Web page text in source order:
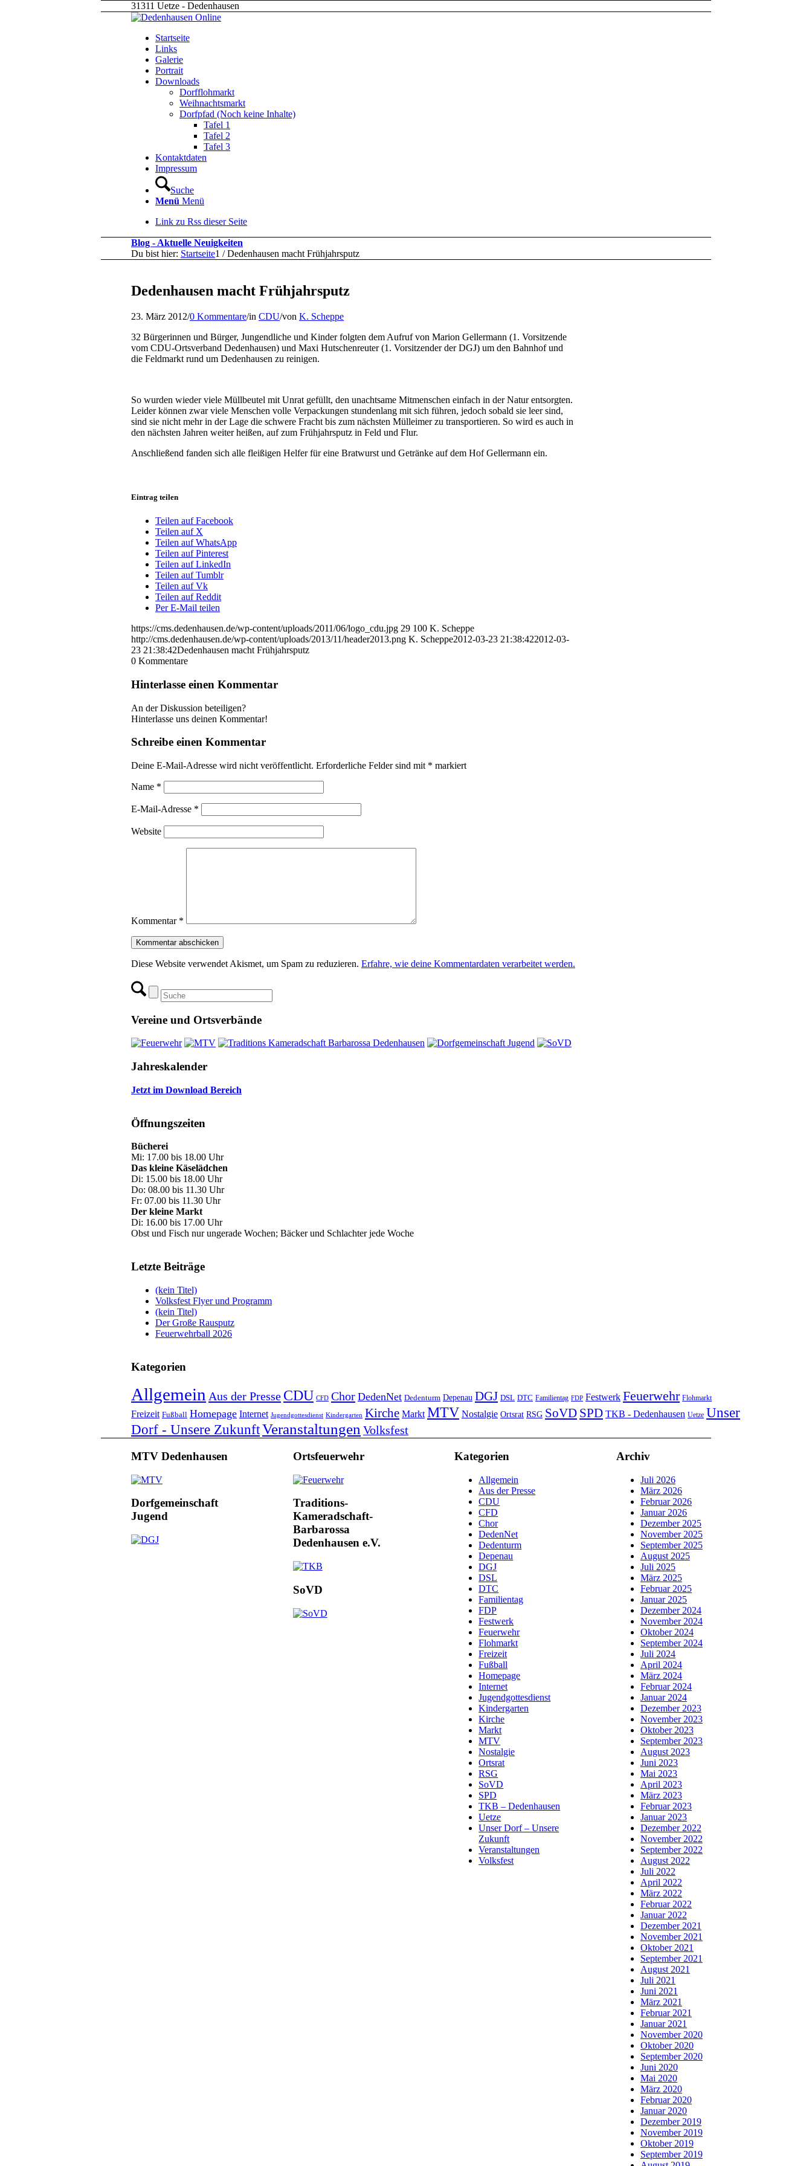
31311 Uetze - Dedenhausen
Startseite
Links
Galerie
Portrait
Downloads
Dorfflohmarkt
Weihnachtsmarkt
Dorfpfad (Noch keine Inhalte)
Tafel 1
Tafel 2
Tafel 3
Kontaktdaten
Impressum
Suche
Menü Menü
Link zu Rss dieser Seite
Blog - Aktuelle Neuigkeiten
Du bist hier: Startseite1 / Dedenhausen macht Frühjahrsputz
Dedenhausen macht Frühjahrsputz
23. März 2012/0 Kommentare/in CDU/von K. Scheppe
32 Bürgerinnen und Bürger, Jungendliche und Kinder folgten dem Aufruf von Marion Gellermann (1. Vorsitzende
vom CDU-Ortsverband Dedenhausen) und Maxi Hutschenreuter (1. Vorsitzender der DGJ) um den Bahnhof und
die Feldmarkt rund um Dedenhausen zu reinigen.
So wurden wieder viele Müllbeutel mit Unrat gefüllt, den unachtsame Mitmenschen einfach in der Natur entsorgten.
Leider können zwar viele Menschen volle Verpackungen stundenlang mit sich führen, jedoch sobald sie leer sind,
sind sie nicht mehr in der Lage die schwere Fracht bis zum nächsten Mülleimer zu transportieren. So wird es auch in
den nächsten Jahren weiter heißen, auf zum Frühjahrsputz in Feld und Flur.
Anschließend fanden sich alle fleißigen Helfer für eine Bratwurst und Getränke auf dem Hof Gellermann ein.
Eintrag teilen
Teilen auf Facebook
Teilen auf X
Teilen auf WhatsApp
Teilen auf Pinterest
Teilen auf LinkedIn
Teilen auf Tumblr
Teilen auf Vk
Teilen auf Reddit
Per E-Mail teilen
https://cms.dedenhausen.de/wp-content/uploads/2011/06/logo_cdu.jpg 29 100 K. Scheppe
http://cms.dedenhausen.de/wp-content/uploads/2013/11/header2013.png K. Scheppe2012-03-23 21:38:422012-03-
23 21:38:42Dedenhausen macht Frühjahrsputz
0 Kommentare
Hinterlasse einen Kommentar
An der Diskussion beteiligen?
Hinterlasse uns deinen Kommentar!
Schreibe einen Kommentar
Deine E-Mail-Adresse wird nicht veröffentlicht. Erforderliche Felder sind mit * markiert
Name *
E-Mail-Adresse *
Website
Kommentar *
Diese Website verwendet Akismet, um Spam zu reduzieren. Erfahre, wie deine Kommentardaten verarbeitet werden.
Vereine und Ortsverbände
Jahreskalender
Jetzt im Download Bereich
Öffnungszeiten
Bücherei
Mi: 17.00 bis 18.00 Uhr
Das kleine Käselädchen
Di: 15.00 bis 18.00 Uhr
Do: 08.00 bis 11.30 Uhr
Fr: 07.00 bis 11.30 Uhr
Der kleine Markt
Di: 16.00 bis 17.00 Uhr
Obst und Fisch nur ungerade Wochen; Bäcker und Schlachter jede Woche
Letzte Beiträge
(kein Titel)
Volksfest Flyer und Programm
(kein Titel)
Der Große Rausputz
Feuerwehrball 2026
Kategorien
Allgemein Aus der Presse CDU CFD Chor DedenNet Dedenturm Depenau DGJ DSL DTC Familientag FDP Festwerk Feuerwehr Flohmarkt
Freizeit Fußball Homepage Internet Jugendgottesdienst Kindergarten Kirche Markt MTV Nostalgie Ortsrat RSG SoVD SPD TKB - Dedenhausen Uetze Unser
Dorf - Unsere ZukunftVeranstaltungen Volksfest
MTV Dedenhausen
Dorfgemeinschaft
Jugend
Ortsfeuerwehr
Traditions-
Kameradschaft-
Barbarossa
Dedenhausen e.V.
SoVD
Kategorien
Allgemein
Aus der Presse
CDU
CFD
Chor
DedenNet
Dedenturm
Depenau
DGJ
DSL
DTC
Familientag
FDP
Festwerk
Feuerwehr
Flohmarkt
Freizeit
Fußball
Homepage
Internet
Jugendgottesdienst
Kindergarten
Kirche
Markt
MTV
Nostalgie
Ortsrat
RSG
SoVD
SPD
TKB – Dedenhausen
Uetze
Unser Dorf – Unsere
Zukunft
Veranstaltungen
Volksfest
Archiv
Juli 2026
März 2026
Februar 2026
Januar 2026
Dezember 2025
November 2025
September 2025
August 2025
Juli 2025
März 2025
Februar 2025
Januar 2025
Dezember 2024
November 2024
Oktober 2024
September 2024
Juli 2024
April 2024
März 2024
Februar 2024
Januar 2024
Dezember 2023
November 2023
Oktober 2023
September 2023
August 2023
Juni 2023
Mai 2023
April 2023
März 2023
Februar 2023
Januar 2023
Dezember 2022
November 2022
September 2022
August 2022
Juli 2022
April 2022
März 2022
Februar 2022
Januar 2022
Dezember 2021
November 2021
Oktober 2021
September 2021
August 2021
Juli 2021
Juni 2021
März 2021
Februar 2021
Januar 2021
November 2020
Oktober 2020
September 2020
Juni 2020
Mai 2020
März 2020
Februar 2020
Januar 2020
Dezember 2019
November 2019
Oktober 2019
September 2019